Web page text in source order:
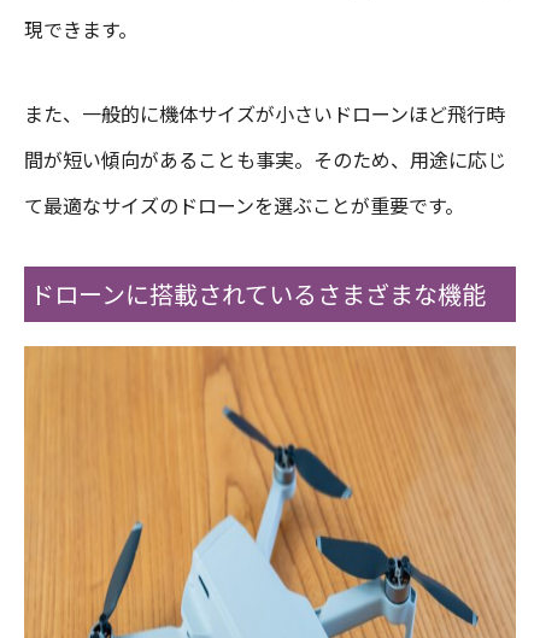
現できます。
また、一般的に機体サイズが小さいドローンほど飛行時
間が短い傾向があることも事実。そのため、用途に応じ
て最適なサイズのドローンを選ぶことが重要です。
ドローンに搭載されているさまざまな機能